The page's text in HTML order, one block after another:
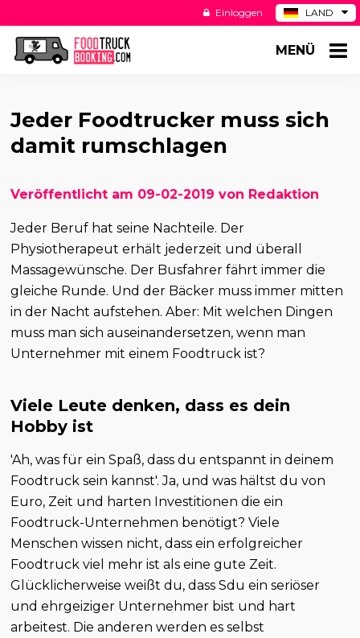
LAND
ES
Einloggen
MENÜ
Jeder Foodtrucker muss sich
damit rumschlagen
Veröffentlicht am 09-02-2019 von Redaktion
Jeder Beruf hat seine Nachteile. Der
Physiotherapeut erhält jederzeit und überall
Massagewünsche. Der Busfahrer fährt immer die
gleiche Runde. Und der Bäcker muss immer mitten
in der Nacht aufstehen. Aber: Mit welchen Dingen
muss man sich auseinandersetzen, wenn man
Unternehmer mit einem Foodtruck ist?
Viele Leute denken, dass es dein
Hobby ist
'Ah, was für ein Spaß, dass du entspannt in deinem
Foodtruck sein kannst'. Ja, und was hältst du von
Euro, Zeit und harten Investitionen die ein
Foodtruck-Unternehmen benötigt? Viele
Menschen wissen nicht, dass ein erfolgreicher
Foodtruck viel mehr ist als eine gute Zeit.
Glücklicherweise weißt du, dass Sdu ein seriöser
und ehrgeiziger Unternehmer bist und hart
arbeitest. Die anderen werden es selbst